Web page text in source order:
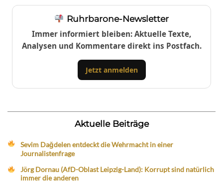
Ruhrbarone-Newsletter
Immer informiert bleiben: Aktuelle Texte,
Analysen und Kommentare direkt ins Postfach.
Jetzt anmelden
Aktuelle Beiträge
Sevim Dağdelen entdeckt die Wehrmacht in einer
Journalistenfrage
Jörg Dornau (AfD-Oblast Leipzig-Land): Korrupt sind natürlich
immer die anderen